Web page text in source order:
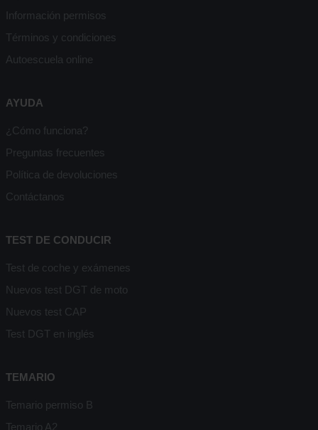
Información permisos
Términos y condiciones
Autoescuela online
AYUDA
¿Cómo funciona?
Preguntas frecuentes
Política de devoluciones
Contáctanos
TEST DE CONDUCIR
Test de coche y exámenes
Nuevos test DGT de moto
Nuevos test CAP
Test DGT en inglés
TEMARIO
Temario permiso B
Temario A2